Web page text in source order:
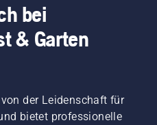
bei
& Garten
der Leidenschaft für
bietet professionelle